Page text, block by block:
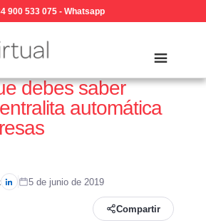
900 533 075- Whatsapp
debes saber
automática
5 de junio de 2019
Compartir